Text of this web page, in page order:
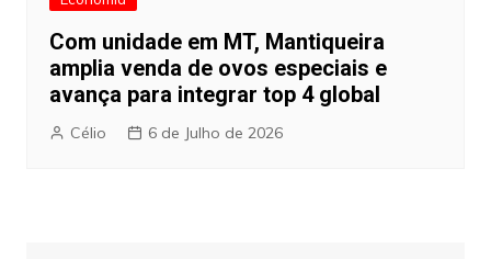
Com unidade em MT, Mantiqueira
amplia venda de ovos especiais e
avança para integrar top 4 global
Célio 6 de Julho de 2026